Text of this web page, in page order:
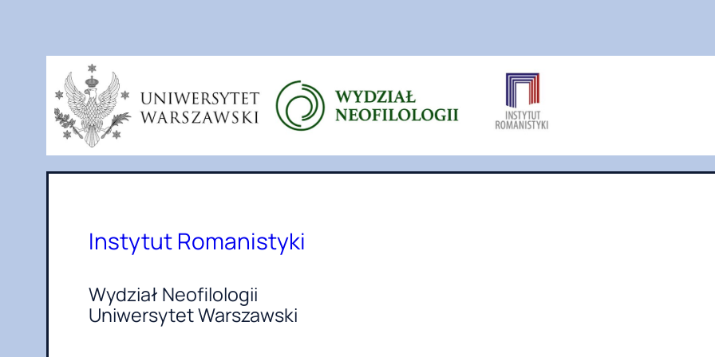
Instytut Romanistyki
Wydział Neofilologii
Uniwersytet Warszawski